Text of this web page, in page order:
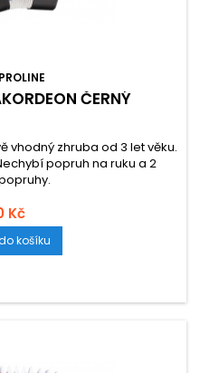
PROLINE
ČERNÝ
vhodný zhruba od 3 let věku.
popruh na ruku a 2
Kč
košíku